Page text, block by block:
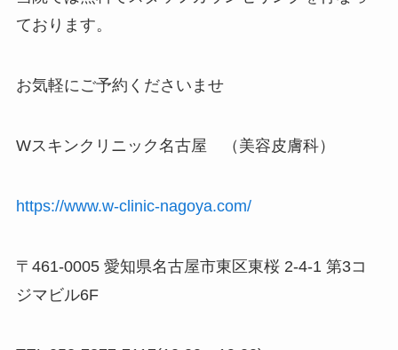
ております。
お気軽にご予約くださいませ
Wスキンクリニック名古屋 （美容皮膚科）
https://www.w-clinic-nagoya.com/
〒461-0005 愛知県名古屋市東区東桜 2-4-1 第3コ
ジマビル6F